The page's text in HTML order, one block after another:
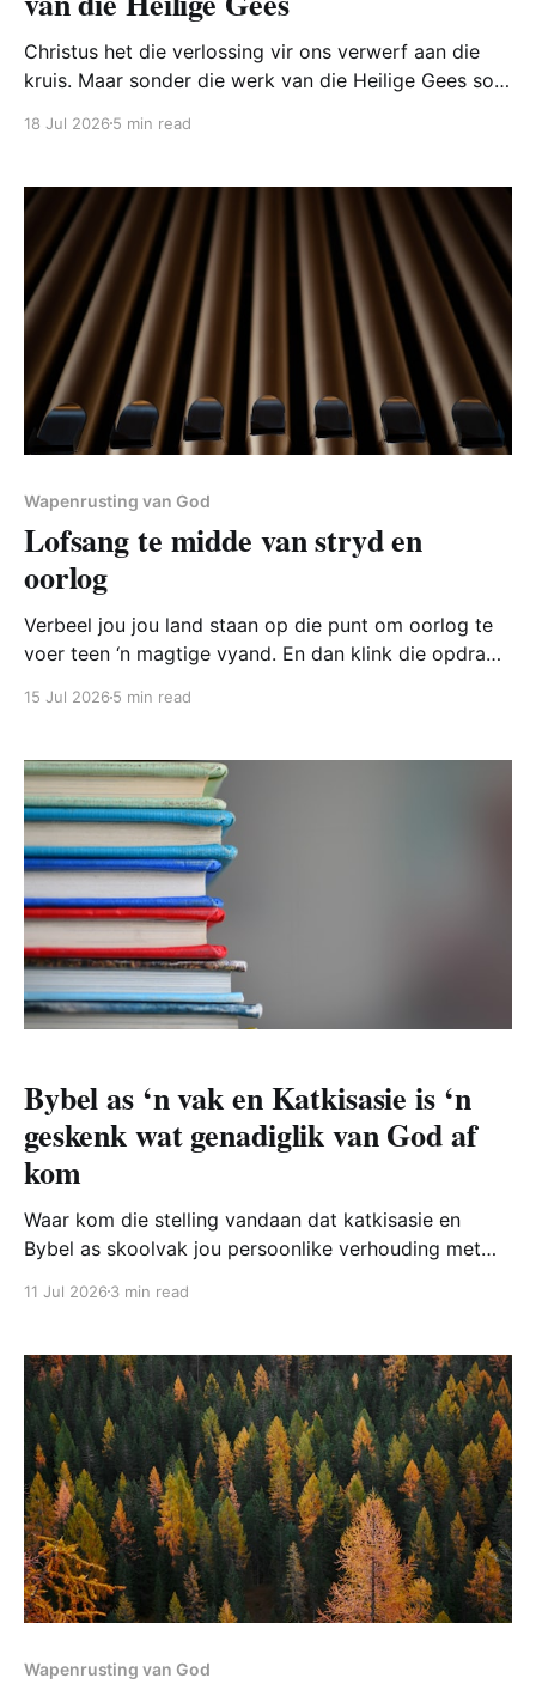
Christus het die verlossing vir ons verwerf aan die
kruis. Maar sonder die werk van die Heilige Gees sou
ons dat daar by sekere Charismatiese- en
die ontvangs van die Heilige Gees gemaak word.
Volgens
18 Jul 2026 5 min read
Wapenrusting van God
Lofsang te midde van stryd en
oorlog
Verbeel jou jou land staan op die punt om oorlog te
voer teen ‘n magtige vyand. En dan klink die opdrag
om lofliedere tot eer van die HERE te sing.”
15 Jul 2026 5 min read
Bybel as ‘n vak en Katkisasie is ‘n
geskenk wat genadiglik van God af
kom
Waar kom die stelling vandaan dat katkisasie en
Bybel as skoolvak jou persoonlike verhouding met
die jeug, ontstaan dikwels die vraag of die
akademiese vak of katkisasieles, die persoonlike
verhouding met God kan benadeel. Hierdie
11 Jul 2026 3 min read
Wapenrusting van God